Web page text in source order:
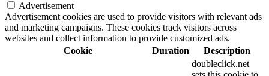
Advertisement
Advertisement cookies are used to provide visitors with relevant ads
and marketing campaigns. These cookies track visitors across
websites and collect information to provide customized ads.
Cookie
Duration Description
doubleclick.net